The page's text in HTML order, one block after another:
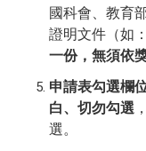
國科會、教育
證明文件（如
一份，無須依
申請表勾選欄
白、切勿勾選
選。